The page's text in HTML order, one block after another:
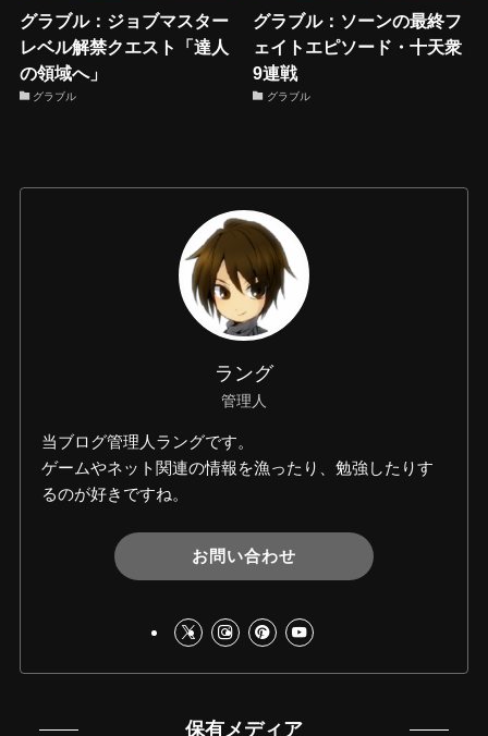
グラブル：ジョブマスター
レベル解禁クエスト「達人
の領域へ」
グラブル
グラブル：ソーンの最終フ
ェイトエピソード・十天衆
9連戦
グラブル
ラング
管理人
当ブログ管理人ラングです。
ゲームやネット関連の情報を漁ったり、勉強したりす
るのが好きですね。
お問い合わせ
保有メディア